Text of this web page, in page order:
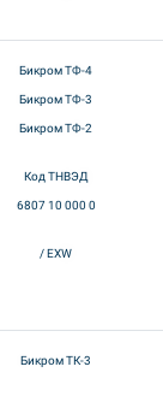
Бикром ТФ-4
Бикром ТФ-3
Бикром ТФ-2
Код ТНВЭД
6807 10 000 0
/ EXW
Бикром ТК-3